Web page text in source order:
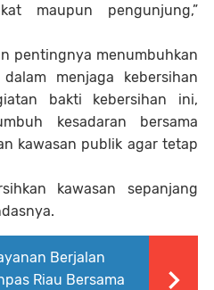
maupun pengunjung,”
pentingnya menumbuhkan
menjaga kebersihan
bakti kebersihan ini,
kesadaran bersama
kawasan publik agar tetap
kawasan sepanjang
Berjalan
Riau Bersama